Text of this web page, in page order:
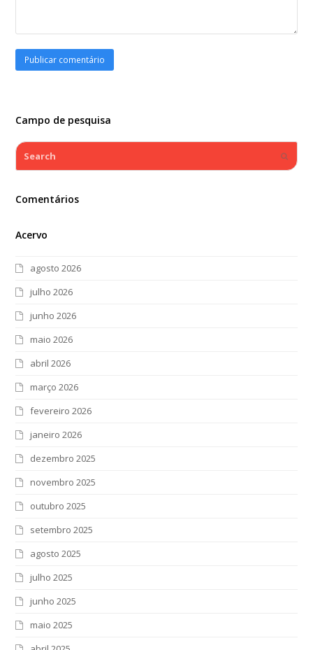
Campo de pesquisa
Search
Comentários
Acervo
agosto 2026
julho 2026
junho 2026
maio 2026
abril 2026
março 2026
fevereiro 2026
janeiro 2026
dezembro 2025
novembro 2025
outubro 2025
setembro 2025
agosto 2025
julho 2025
junho 2025
maio 2025